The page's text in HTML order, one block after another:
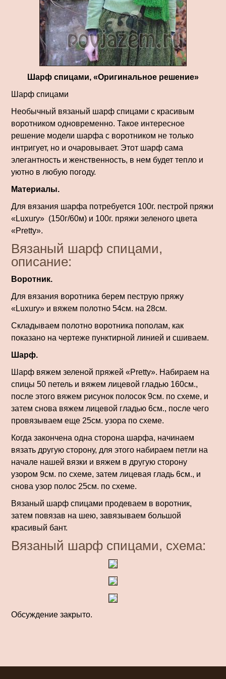
Шарф спицами, «Оригинальное решение»
Шарф спицами
Необычный вязаный шарф спицами с красивым
воротником одновременно. Такое интересное
решение модели шарфа с воротником не только
интригует, но и очаровывает. Этот шарф сама
элегантность и женственность, в нем будет тепло и
уютно в любую погоду.
Материалы.
Для вязания шарфа потребуется 100г. пестрой пряжи
«Luxury» (150г/60м) и 100г. пряжи зеленого цвета
«Pretty».
Вязаный шарф спицами,
описание:
Воротник.
Для вязания воротника берем пеструю пряжу
«Luxury» и вяжем полотно 54см. на 28см.
Складываем полотно воротника пополам, как
показано на чертеже пунктирной линией и сшиваем.
Шарф.
Шарф вяжем зеленой пряжей «Pretty». Набираем на
спицы 50 петель и вяжем лицевой гладью 160см.,
после этого вяжем рисунок полосок 9см. по схеме, и
затем снова вяжем лицевой гладью 6см., после чего
провязываем еще 25см. узора по схеме.
Когда закончена одна сторона шарфа, начинаем
вязать другую сторону, для этого набираем петли на
начале нашей вязки и вяжем в другую сторону
узором 9см. по схеме, затем лицевая гладь 6см., и
снова узор полос 25см. по схеме.
Вязаный шарф спицами продеваем в воротник,
затем повязав на шею, завязываем большой
красивый бант.
Вязаный шарф спицами, схема:
Обсуждение закрыто.